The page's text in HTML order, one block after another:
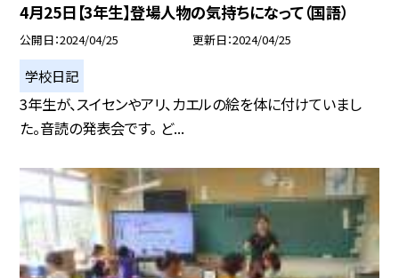
4月25日【3年生】登場人物の気持ちになって（国語）
公開日 2024/04/25 更新日 2024/04/25
学校日記
3年生が、スイセンやアリ、カエルの絵を体に付けていまし
た。音読の発表会です。 ど...